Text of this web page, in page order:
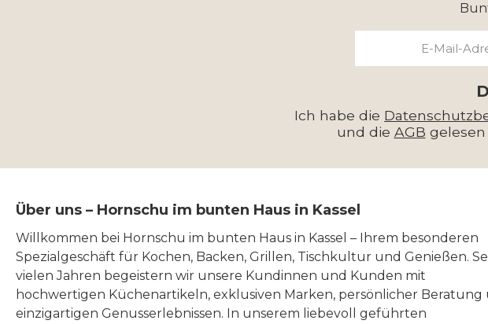
Ich habe die
und die AGB
Über uns – Hornschu im bunten Haus in Kassel
Willkommen bei Hornschu im bunten Haus in Kassel – Ihrem besonderen
Spezialgeschäft für Kochen, Backen, Grillen, Tischkultur und Genießen.
vielen Jahren begeistern wir unsere Kundinnen und Kunden mit
hochwertigen Küchenartikeln, exklusiven Marken, persönlicher Beratung
einzigartigen Genusserlebnissen. In unserem liebevoll geführten